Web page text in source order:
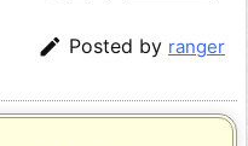
 Posted by ranger